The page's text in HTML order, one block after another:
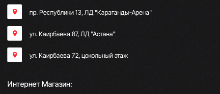
пр. Республики 13, ​ЛД "Караганды-Арена"
ул. Каирбаева 87, ЛД "Астана"
ул. Каирбаева 72, цокольный этаж
Интернет Магазин: